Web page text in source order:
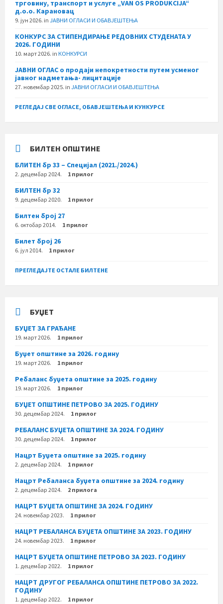
трговину, транспорт и услуге „VAN OS PRODUKCIJA“
д.о.о. Карановац
9. јун 2026. in ЈАВНИ ОГЛАСИ И ОБАВЈЕШТЕЊА
КОНКУРС ЗА СТИПЕНДИРАЊЕ РЕДОВНИХ СТУДЕНАТА У
2026. ГОДИНИ
10. март 2026. in КОНКУРСИ
ЈАВНИ ОГЛАС о продаји непокретности путем усменог
јавног надметања- лицитације
27. новембар 2025. in ЈАВНИ ОГЛАСИ И ОБАВЈЕШТЕЊА
РЕГЛЕДАЈ СВЕ ОГЛАСЕ, ОБАВЈЕШТЕЊА И КУНКУРСЕ
БИЛТЕН ОПШТИНЕ
БЛИТЕН бр 33 – Специјал (2021./2024.)
2. децембар 2024. 1 прилог
БИЛТЕН бр 32
9. децембар 2020. 1 прилог
Билтен број 27
6. октобар 2014. 1 прилог
Билет број 26
6. јул 2014. 1 прилог
ПРЕГЛЕДАЈТЕ ОСТАЛЕ БИЛТЕНЕ
БУЏЕТ
БУЏЕТ ЗА ГРАЂАНЕ
19. март 2026. 1 прилог
Буџет општине за 2026. годину
19. март 2026. 1 прилог
Ребаланс буџета општине за 2025. годину
19. март 2026. 1 прилог
БУЏЕТ ОПШТИНЕ ПЕТРОВО ЗА 2025. ГОДИНУ
30. децембар 2024. 1 прилог
РЕБАЛАНС БУЏЕТА ОПШТИНЕ ЗА 2024. ГОДИНУ
30. децембар 2024. 1 прилог
Нацрт Буџета општине за 2025. годину
2. децембар 2024. 1 прилог
Нацрт Ребаланса буџета општине за 2024. годину
2. децембар 2024. 2 прилога
НАЦРТ БУЏЕТА ОПШТИНЕ ЗА 2024. ГОДИНУ
24. новембар 2023. 1 прилог
НАЦРТ РЕБАЛАНСА БУЏЕТА ОПШТИНЕ ЗА 2023. ГОДИНУ
24. новембар 2023. 1 прилог
НАЦРТ БУЏЕТА ОПШТИНЕ ПЕТРОВО ЗА 2023. ГОДИНУ
1. децембар 2022. 1 прилог
НАЦРТ ДРУГОГ РЕБАЛАНСА ОПШТИНЕ ПЕТРОВО ЗА 2022.
ГОДИНУ
1. децембар 2022. 1 прилог